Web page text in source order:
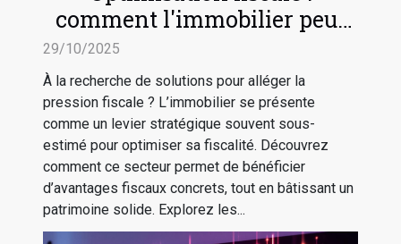
comment l'immobilier peut
réduire vos impôts ?
29/10/2025
À la recherche de solutions pour alléger la
pression fiscale ? L’immobilier se présente
comme un levier stratégique souvent sous-
estimé pour optimiser sa fiscalité. Découvrez
comment ce secteur permet de bénéficier
d’avantages fiscaux concrets, tout en bâtissant un
patrimoine solide. Explorez les...